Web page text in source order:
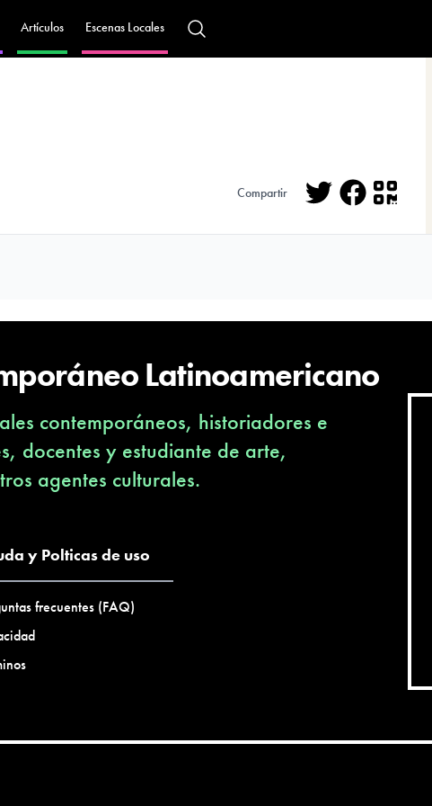
Artículos Escenas Locales
Compartir
Latinoamericano
contemporáneos, historiadores e
docentes y estudiante de arte,
agentes culturales.
y Polticas de uso
frecuentes (FAQ)